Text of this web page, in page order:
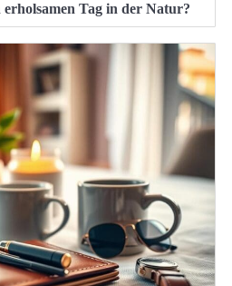
Tag in der Natur?